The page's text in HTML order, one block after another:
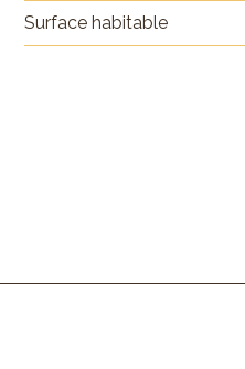
Surface habitable